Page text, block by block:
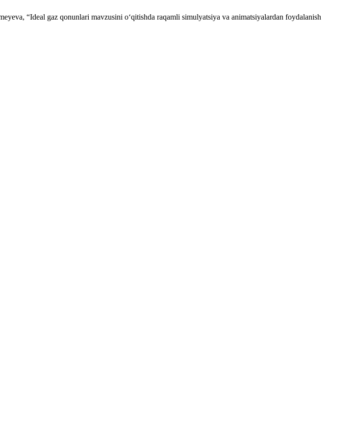
“Ideal gaz qonunlari mavzusini o‘qitishda raqamli simulyatsiya va animatsiyalardan foydalanish